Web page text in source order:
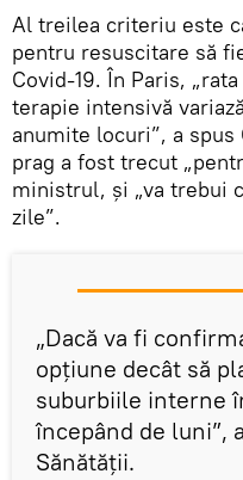
Al treilea criteriu este
pentru resuscitare să
Covid-19. În Paris,
terapie intensivă
anumite locuri”, a
prag a fost trecut
ministrul, și „va trebui
zile”.
„Dacă va fi
opțiune decât să
suburbiile interne
începând de luni”,
Sănătății.